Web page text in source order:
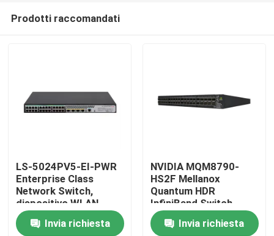
Casa.
Prodotti
Prodotti raccomandati
LS-5024PV5-EI-PWR
Enterprise Class
Network Switch,
dispositivo WLAN,
interruttore di
accesso di livello 2
Invia richiesta
NVIDIA MQM8790-
HS2F Mellanox
Quantum HDR
InfiniBand Switch
200G gestionale 40G
intelligenteInvia richiesta